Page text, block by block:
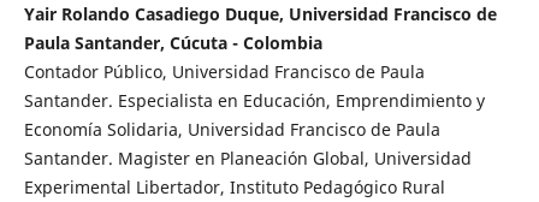
Yair Rolando Casadiego Duque, Universidad Francisco de
Paula Santander, Cúcuta - Colombia
Contador Público, Universidad Francisco de Paula
Santander. Especialista en Educación, Emprendimiento y
Economía Solidaria, Universidad Francisco de Paula
Santander. Magister en Planeación Global, Universidad
Experimental Libertador, Instituto Pedagógico Rural